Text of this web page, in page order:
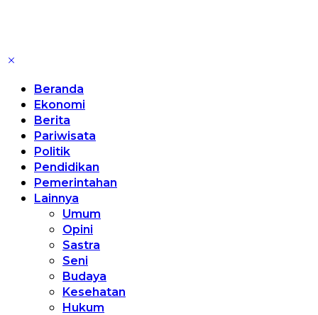
Beranda
Ekonomi
Berita
Pariwisata
Politik
Pendidikan
Pemerintahan
Lainnya
Umum
Opini
Sastra
Seni
Budaya
Kesehatan
Hukum